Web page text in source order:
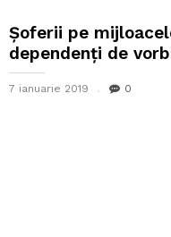
Șoferii pe
dependenți de
7 ianuarie 2019 0